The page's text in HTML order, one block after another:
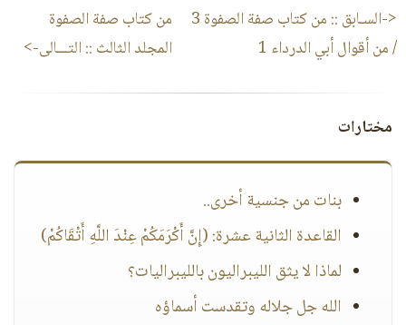
<-السـابق ::
من كتاب صفة الصفوة 3
/ من أقوال أبي الدرداء 1
من كتاب صفة الصفوة
المجلد الثالث :: التـــالى->
مختارات
بنات من جنسية أخرى..
القاعدة الثانية عشرة: (إِنَّ أَكْرَمَكُمْ عِنْدَ اللَّهِ أَتْقَاكُمْ)
لماذا لا يثق الليبراليون بالليبراليات؟
الله جل جلاله وتقدست أسماؤه